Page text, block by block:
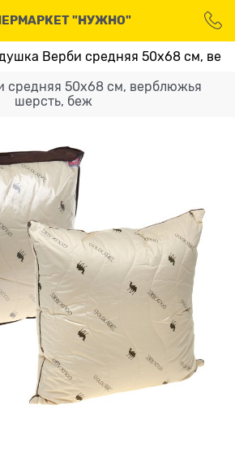
"НУЖНО"
Верби средняя 50х68 см,
средняя 50х68 см, верблюжья
шерсть, беж